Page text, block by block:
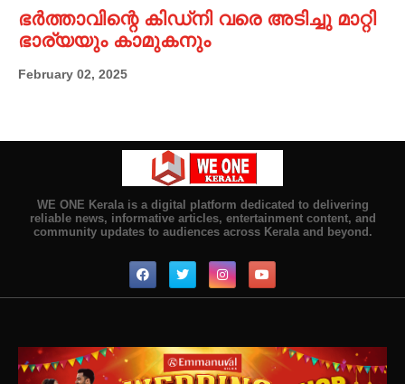
ഭർത്താവിന്റെ കിഡ്നി വരെ അടിച്ചു മാറ്റി
ഭാര്യയും കാമുകനും
February 02, 2025
WE ONE Kerala is a digital platform dedicated to delivering
reliable news, informative articles, entertainment content, and
community updates to audiences across Kerala and beyond.